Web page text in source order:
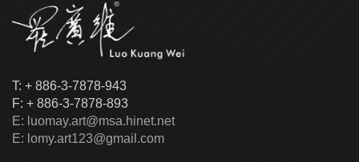
T: + 886-3-7878-943
F: + 886-3-7878-893
E: luomay.art@msa.hinet.net
E: lomy.art123@gmail.com